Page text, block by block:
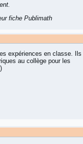
fiche Publimath
expériences en classe. Ils
au collège pour les
)